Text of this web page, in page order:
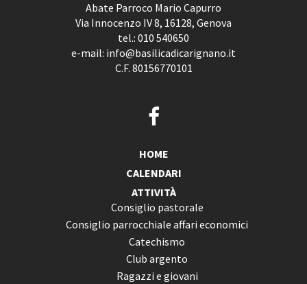
Abate Parroco Mario Capurro
Via Innocenzo IV 8, 16128, Genova
tel.: 010 540650
e-mail: info@basilicadicarignano.it
C.F. 80156770101
HOME
CALENDARI
ATTIVITÀ
Consiglio pastorale
Consiglio parrocchiale affari economici
Catechismo
Club argento
Ragazzi e giovani